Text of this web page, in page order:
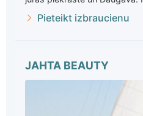
Pieteikt izbraucienu
JAHTA BEAUTY